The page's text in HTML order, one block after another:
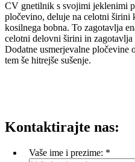
CV gnetilnik s svojimi jeklenimi
pločevino, deluje na celotni širini
kosilnega bobna. To zagotavlja
celotni delovni širini in
Dodatne usmerjevalne pločevine
tem še hitrejše sušenje.
Kontaktirajte nas:
Vaše ime i prezime: *